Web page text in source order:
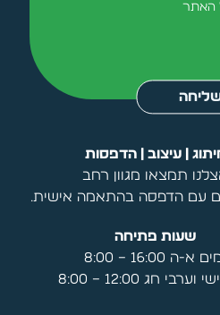
האתר
| עיצוב | הדפסות
תמצאו מגוון רחב
עם הדפסה בהתאמה אישית.
שעות פתיחה
א-ה 16:00 – 8:00
חג 12:00 – 8:00